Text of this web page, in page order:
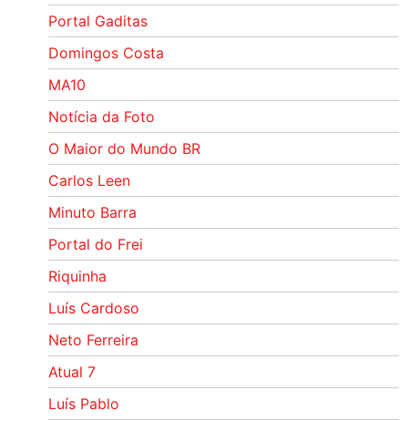
Portal Gaditas
Domingos Costa
MA10
Notícia da Foto
O Maior do Mundo BR
Carlos Leen
Minuto Barra
Portal do Frei
Riquinha
Luís Cardoso
Neto Ferreira
Atual 7
Luís Pablo